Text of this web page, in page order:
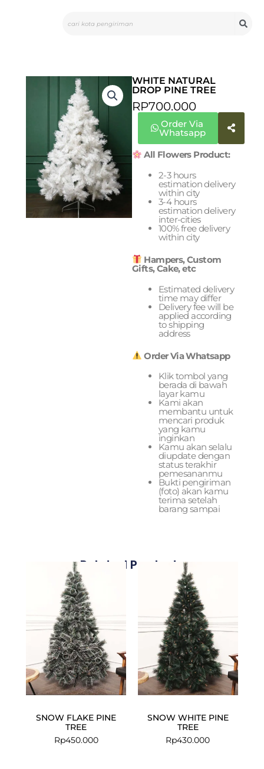
WHITE NATURAL
DROP PINE TREE
RP700.000
Order Via
Whatsapp
All Flowers Product:
2-3 hours
estimation delivery
within city
3-4 hours
estimation delivery
inter-cities
100% free delivery
within city
Hampers, Custom
Gifts, Cake, etc
Estimated delivery
time may differ
Delivery fee will be
applied according
to shipping
address
Order Via Whatsapp
Klik tombol yang
berada di bawah
layar kamu
Kami akan
membantu untuk
mencari produk
yang kamu
inginkan
Kamu akan selalu
diupdate dengan
status terakhir
pemesananmu
Bukti pengiriman
(foto) akan kamu
terima setelah
barang sampai
Related Products
SNOW FLAKE PINE
TREE
Rp450.000
SNOW WHITE PINE
TREE
Rp430.000